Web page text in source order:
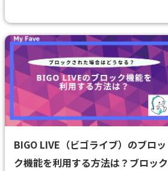
BIGO LIVE（ビゴライブ）のブロッ
ク機能を利用する方法は？ブロック